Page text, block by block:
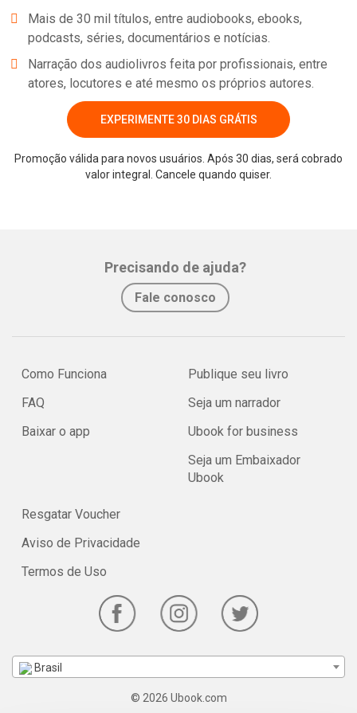
Mais de 30 mil títulos, entre audiobooks, ebooks,
podcasts, séries, documentários e notícias.
Narração dos audiolivros feita por profissionais, entre
atores, locutores e até mesmo os próprios autores.
EXPERIMENTE 30 DIAS GRÁTIS
Promoção válida para novos usuários. Após 30 dias, será cobrado
valor integral. Cancele quando quiser.
Precisando de ajuda?
Fale conosco
Como Funciona
FAQ
Baixar o app
Publique seu livro
Seja um narrador
Ubook for business
Seja um Embaixador
Ubook
Resgatar Voucher
Aviso de Privacidade
Termos de Uso
Brasil
© 2026 Ubook.com